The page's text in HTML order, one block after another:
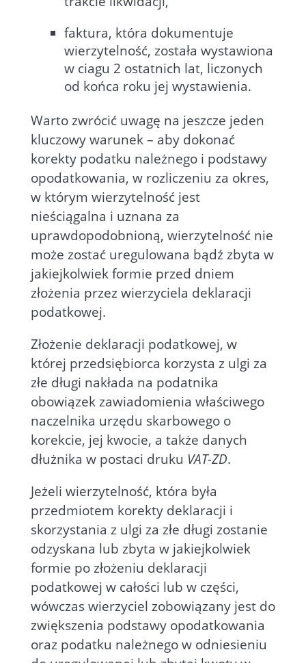
faktura, która dokumentuje
wierzytelność, została wystawiona
w ciagu 2 ostatnich lat, liczonych
od końca roku jej wystawienia.
Warto zwrócić uwagę na jeszcze jeden
kluczowy warunek – aby dokonać
korekty podatku należnego i podstawy
opodatkowania, w rozliczeniu za okres,
w którym wierzytelność jest
nieściągalna i uznana za
uprawdopodobnioną, wierzytelność nie
może zostać uregulowana bądź zbyta w
jakiejkolwiek formie przed dniem
złożenia przez wierzyciela deklaracji
podatkowej.
Złożenie deklaracji podatkowej, w
której przedsiębiorca korzysta z ulgi za
złe długi nakłada na podatnika
obowiązek zawiadomienia właściwego
naczelnika urzędu skarbowego o
korekcie, jej kwocie, a także danych
dłużnika w postaci druku VAT-ZD.
Jeżeli wierzytelność, która była
przedmiotem korekty deklaracji i
skorzystania z ulgi za złe długi zostanie
odzyskana lub zbyta w jakiejkolwiek
formie po złożeniu deklaracji
podatkowej w całości lub w części,
wówczas wierzyciel zobowiązany jest do
zwiększenia podstawy opodatkowania
oraz podatku należnego w odniesieniu